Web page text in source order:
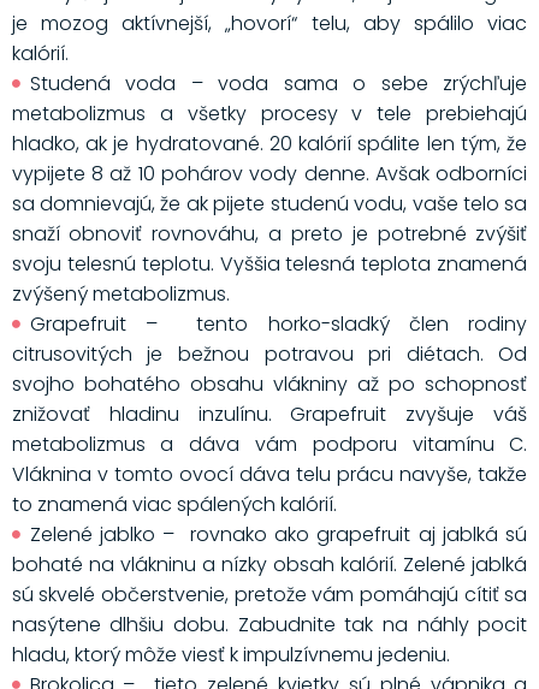
je mozog aktívnejší, „hovorí“ telu, aby spálilo viac
kalórií.
Studená voda – voda sama o sebe zrýchľuje
metabolizmus a všetky procesy v tele prebiehajú
hladko, ak je hydratované. 20 kalórií spálite len tým, že
vypijete 8 až 10 pohárov vody denne. Avšak odborníci
sa domnievajú, že ak pijete studenú vodu, vaše telo sa
snaží obnoviť rovnováhu, a preto je potrebné zvýšiť
svoju telesnú teplotu. Vyššia telesná teplota znamená
zvýšený metabolizmus.
Grapefruit – tento horko-sladký člen rodiny
citrusovitých je bežnou potravou pri diétach. Od
svojho bohatého obsahu vlákniny až po schopnosť
znižovať hladinu inzulínu. Grapefruit zvyšuje váš
metabolizmus a dáva vám podporu vitamínu C.
Vláknina v tomto ovocí dáva telu prácu navyše, takže
to znamená viac spálených kalórií.
Zelené jablko – rovnako ako grapefruit aj jablká sú
bohaté na vlákninu a nízky obsah kalórií. Zelené jablká
sú skvelé občerstvenie, pretože vám pomáhajú cítiť sa
nasýtene dlhšiu dobu. Zabudnite tak na náhly pocit
hladu, ktorý môže viesť k impulzívnemu jedeniu.